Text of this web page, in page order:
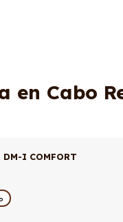
en Cabo
DM-I COMFORT